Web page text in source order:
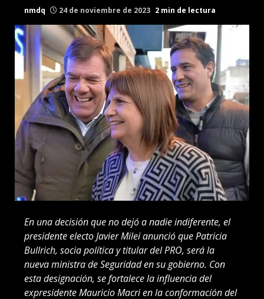
nmdq 24 de noviembre de 2023 2 min de lectura
En una decisión que no dejó a nadie indiferente, el
presidente electo Javier Milei anunció que Patricia
Bullrich, socia política y titular del PRO, será la
nueva ministra de Seguridad en su gobierno. Con
esta designación, se fortalece la influencia del
expresidente Mauricio Macri en la conformación del